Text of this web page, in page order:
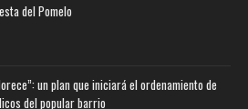
del Pomelo
un plan que iniciará el ordenamiento de
del popular barrio